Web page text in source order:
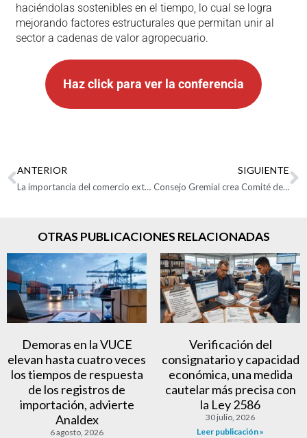
haciéndolas sostenibles en el tiempo, lo cual se logra
mejorando factores estructurales que permitan unir al
sector a cadenas de valor agropecuario.
Haz click para ver la conferencia
ANTERIOR
La importancia del comercio exterior para el desarrollo sostenible
SIGUIENTE
Consejo Gremial crea Comité de Reactivación para liderar plan de choque por el empleo y la recuperación empresarial
OTRAS PUBLICACIONES RELACIONADAS
Demoras en la VUCE
elevan hasta cuatro veces
los tiempos de respuesta
de los registros de
importación, advierte
Analdex
6 agosto, 2026
Verificación del
consignatario y capacidad
económica, una medida
cautelar más precisa con
la Ley 2586
30 julio, 2026
Leer publicación »